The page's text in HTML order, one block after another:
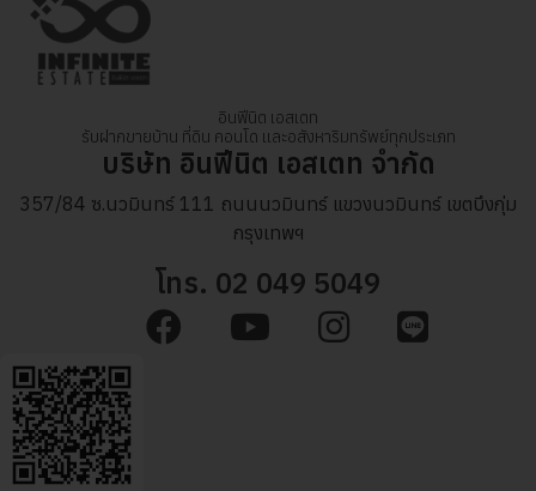
อินฟีนิต เอสเตท
รับฝากขายบ้าน ที่ดิน คอนโด และอสังหาริมทรัพย์ทุกประเภท
บริษัท อินฟีนิต เอสเตท จำกัด
357/84 ซ.นวมินทร์ 111 ถนนนวมินทร์ แขวงนวมินทร์ เขตบึงกุ่ม
กรุงเทพฯ
โทร. 02 049 5049